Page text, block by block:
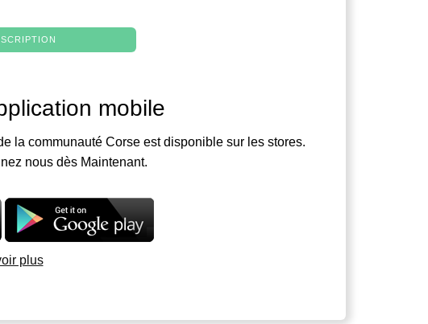
mobile
la communauté Corse est disponible sur les stores.
nous dès Maintenant.
plus